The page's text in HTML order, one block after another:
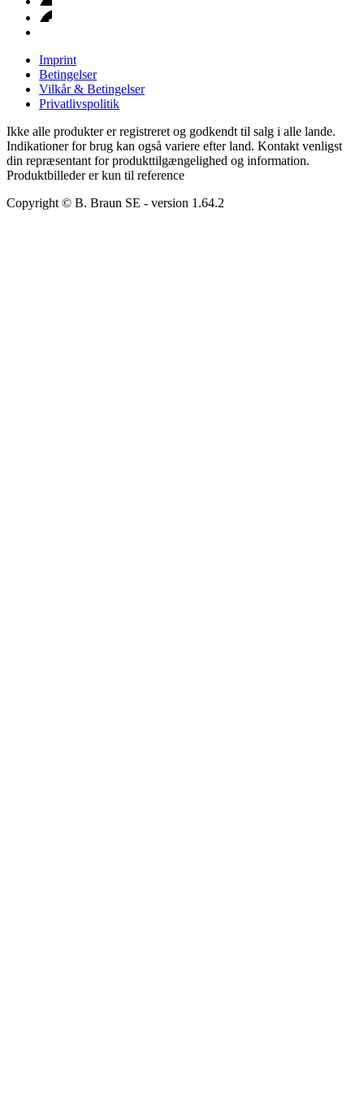
Imprint
Betingelser
Vilkår & Betingelser
Privatlivspolitik
Ikke alle produkter er registreret og godkendt til salg i alle lande.
Indikationer for brug kan også variere efter land. Kontakt venligst
din repræsentant for produkttilgængelighed og information.
Produktbilleder er kun til reference
Copyright © B. Braun SE - version 1.64.2